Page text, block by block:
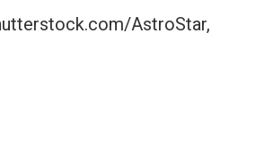
AstroStar,